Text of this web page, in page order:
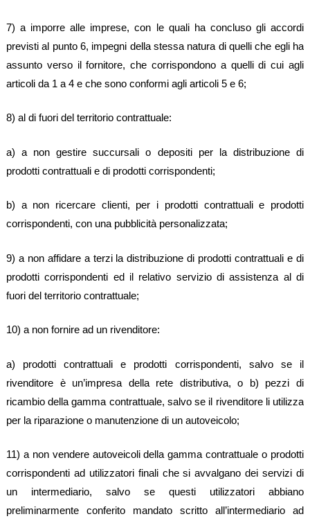
7) a imporre alle imprese, con le quali ha concluso gli accordi
previsti al punto 6, impegni della stessa natura di quelli che egli ha
assunto verso il fornitore, che corrispondono a quelli di cui agli
articoli da 1 a 4 e che sono conformi agli articoli 5 e 6;
8) al di fuori del territorio contrattuale:
a) a non gestire succursali o depositi per la distribuzione di
prodotti contrattuali e di prodotti corrispondenti;
b) a non ricercare clienti, per i prodotti contrattuali e prodotti
corrispondenti, con una pubblicità personalizzata;
9) a non affidare a terzi la distribuzione di prodotti contrattuali e di
prodotti corrispondenti ed il relativo servizio di assistenza al di
fuori del territorio contrattuale;
10) a non fornire ad un rivenditore:
a) prodotti contrattuali e prodotti corrispondenti, salvo se il
rivenditore è un’impresa della rete distributiva, o b) pezzi di
ricambio della gamma contrattuale, salvo se il rivenditore li utilizza
per la riparazione o manutenzione di un autoveicolo;
11) a non vendere autoveicoli della gamma contrattuale o prodotti
corrispondenti ad utilizzatori finali che si avvalgano dei servizi di
un intermediario, salvo se questi utilizzatori abbiano
preliminarmente conferito mandato scritto all’intermediario ad